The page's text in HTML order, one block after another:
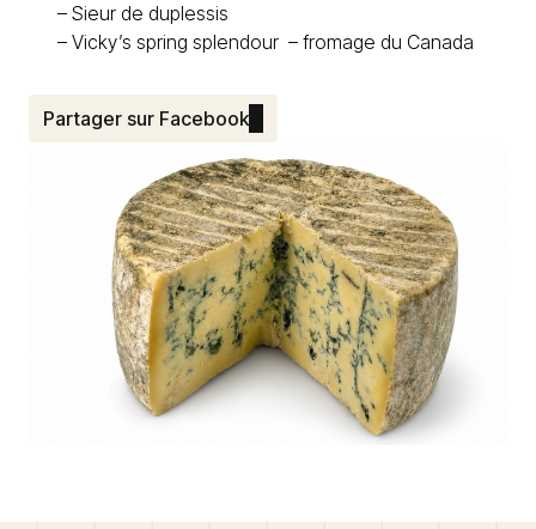
– Sieur de duplessis
– Vicky’s spring splendour – fromage du Canada
Partager sur Facebook